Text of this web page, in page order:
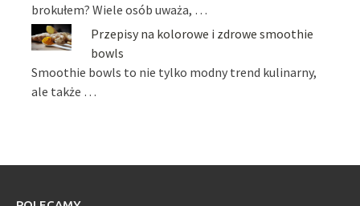
brokułem? Wiele osób uważa, …
Przepisy na kolorowe i zdrowe smoothie
bowls
Smoothie bowls to nie tylko modny trend kulinarny,
ale także …